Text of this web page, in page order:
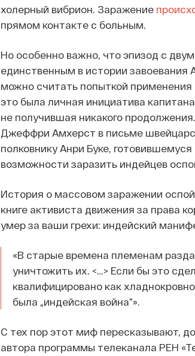
холерный вибрион. Заражение
прямом контакте с больным.
Но особенно важно, что эпизод с
единственным в истории завоевания
можно считать попыткой применения
это была личная инициатива
не получившая никакого
Джеффри Амхерст в письме
полковнику Анри Буке,
возможности заразить индейцев
История о массовом заражении
книге активиста движения за права
умер за ваши грехи: индейский
«В старые времена племенам
уничтожить их. <…> Если бы это
квалифицировано как
была „индейская война”».
С тех пор этот миф пересказывают,
автора программы телеканала РЕН